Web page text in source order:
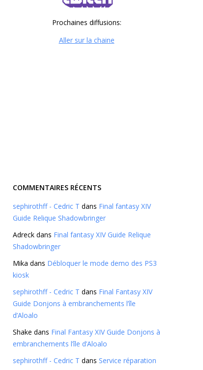
Prochaines diffusions:
Aller sur la chaine
COMMENTAIRES RÉCENTS
sephirothff - Cedric T dans Final fantasy XIV
Guide Relique Shadowbringer
Adreck dans Final fantasy XIV Guide Relique
Shadowbringer
Mika dans Débloquer le mode demo des PS3
kiosk
sephirothff - Cedric T dans Final Fantasy XIV
Guide Donjons à embranchements l’île
d’Aloalo
Shake dans Final Fantasy XIV Guide Donjons à
embranchements l’île d’Aloalo
sephirothff - Cedric T dans Service réparation